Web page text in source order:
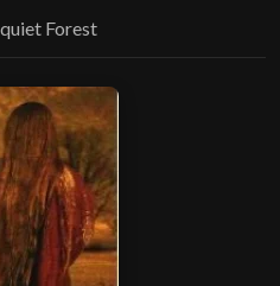
Forest